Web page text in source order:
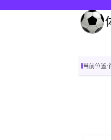
当前位置: